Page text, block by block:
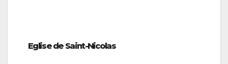
Eglise de Saint-Nicolas